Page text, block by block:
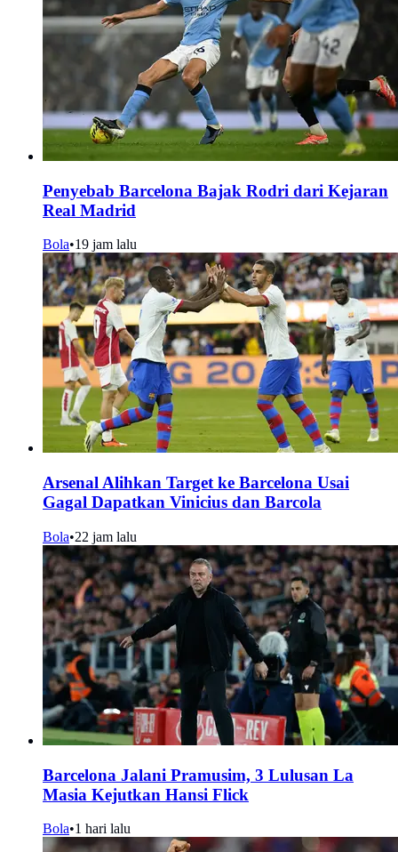
Penyebab Barcelona Bajak Rodri dari Kejaran
Real Madrid
Bola•19 jam lalu
Arsenal Alihkan Target ke Barcelona Usai
Gagal Dapatkan Vinicius dan Barcola
Bola•22 jam lalu
Barcelona Jalani Pramusim, 3 Lulusan La
Masia Kejutkan Hansi Flick
Bola•1 hari lalu